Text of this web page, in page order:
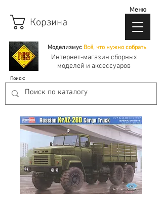
Моделизмус Всё, что нужно собрать
Корзина
Интернет-магазин сборных
моделей и аксессуаров
Поиск:
Меню